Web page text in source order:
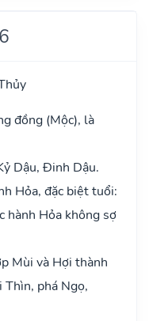
đồng (Mộc), là
Dậu, Đinh Dậu.
Hỏa, đặc biệt tuổi:
hành Hỏa không sợ
Mùi và Hợi thành
Thìn, phá Ngọ,